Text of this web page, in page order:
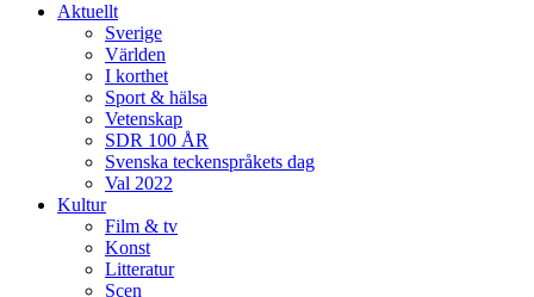
Aktuellt
Sverige
Världen
I korthet
Sport & hälsa
Vetenskap
SDR 100 ÅR
Svenska teckenspråkets dag
Val 2022
Kultur
Film & tv
Konst
Litteratur
Scen